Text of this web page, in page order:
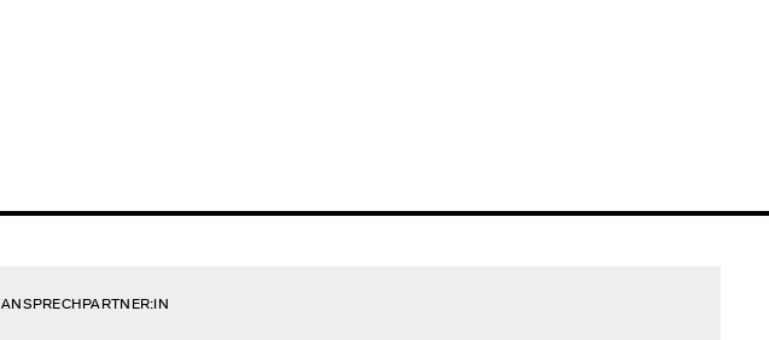
ANSPRECHPARTNER:IN